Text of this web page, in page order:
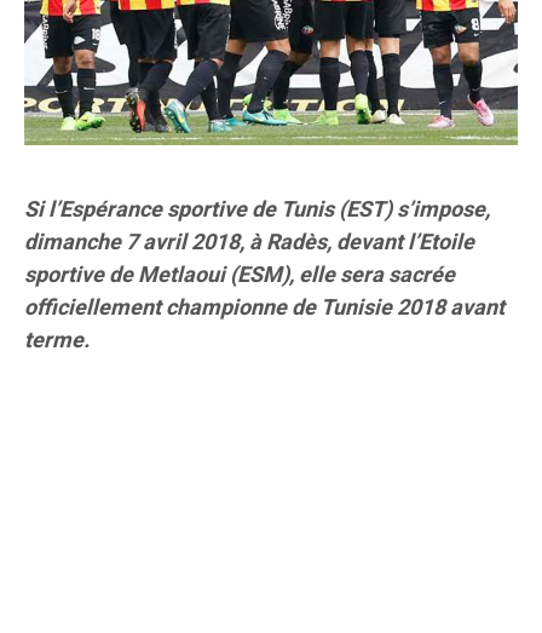
Si l’Espérance sportive de Tunis (EST) s’impose,
dimanche 7 avril 2018, à Radès, devant l’Etoile
sportive de Metlaoui (ESM), elle sera sacrée
officiellement championne de Tunisie 2018 avant
terme.